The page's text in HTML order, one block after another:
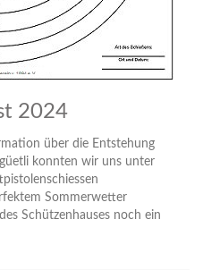
2024
über die Entstehung
konnten wir uns unter
Sommerwetter
Schützenhauses noch ein